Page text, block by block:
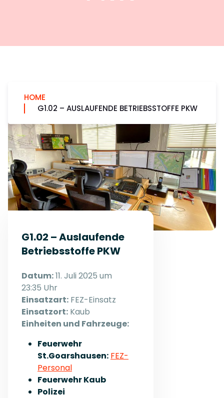
HOME
G1.02 – AUSLAUFENDE BETRIEBSSTOFFE PKW
G1.02 – Auslaufende
Betriebsstoffe PKW
Datum:11. Juli 2025 um
23:35 Uhr
Einsatzart: FEZ-Einsatz
Einsatzort: Kaub
Einheiten und Fahrzeuge:
Feuerwehr
St.Goarshausen: FEZ-
Personal
Feuerwehr Kaub
Polizei